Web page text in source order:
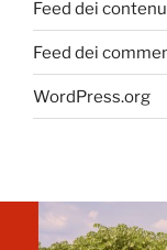
Feed dei
Feed dei
WordPress.org